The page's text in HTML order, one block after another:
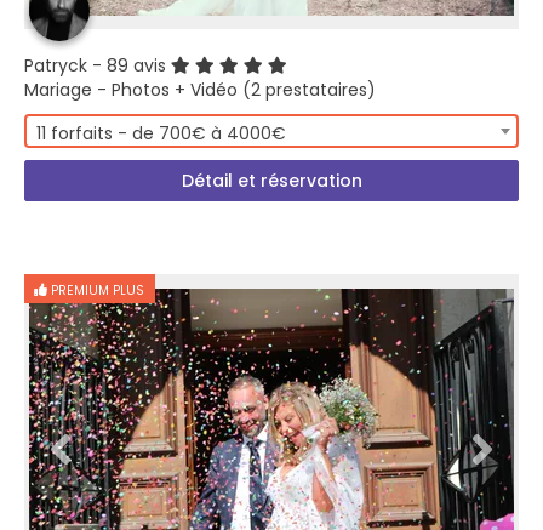
Patryck - 89 avis
Mariage - Photos + Vidéo (2 prestataires)
11 forfaits - de 700€ à 4000€
Détail et réservation
PREMIUM PLUS